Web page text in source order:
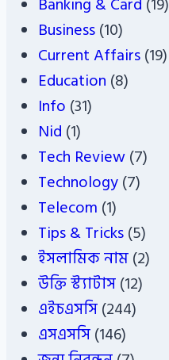
Business(10)
Current Affairs(19)
Education (8)
Info (31)
Nid (1)
Tech Review(7)
Technology(7)
Telecom (1)
Tips & Tricks(5)
ইসলামিক নাম(2)
উক্তি স্ট্যাটাস(12)
এইচএসসি(244)
এসএসসি(146)